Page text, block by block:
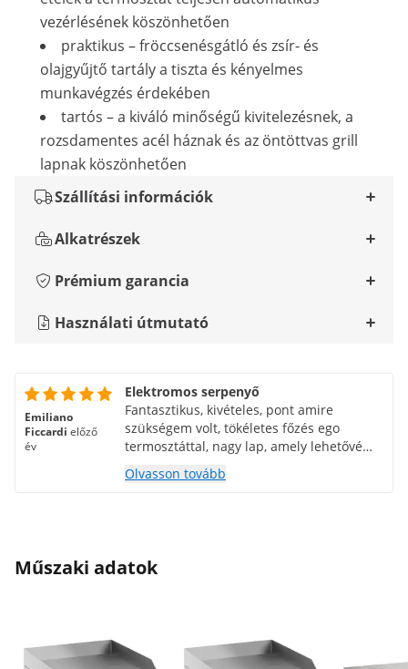
vezérlésének köszönhetően
praktikus – fröccsenésgátló és zsír- és
olajgyűjtő tartály a tiszta és kényelmes
munkavégzés érdekében
tartós – a kiváló minőségű kivitelezésnek, a
rozsdamentes acél háznak és az öntöttvas grill
lapnak köszönhetően
Szállítási információk
Alkatrészek
Prémium garancia
Használati útmutató
Emiliano
Ficcardi előző
év
Elektromos serpenyő
Fantasztikus, kivételes, pont amire
szükségem volt, tökéletes főzés ego
termosztáttal, nagy lap, amely lehetővé
teszi a bőséges főzést... sima lap,
tökéletes még halhoz is
Olvasson tovább
Műszaki adatok